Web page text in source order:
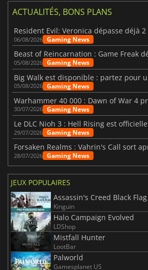
ACTUALITÉS, BONS PLANS
06/08/2026 Gaming News
05/08/2026 Gaming News
05/08/2026 Gaming News
30/07/2026 Gaming News
29/07/2026 Gaming News
28/07/2026 Gaming News
JEUX POPULAIRES
Assassin's Creed Black
Kinguin
Halo Campaign Evolved
LDShop
Mistfall Hunter
LootBar
Palworld
Gamesplanet US